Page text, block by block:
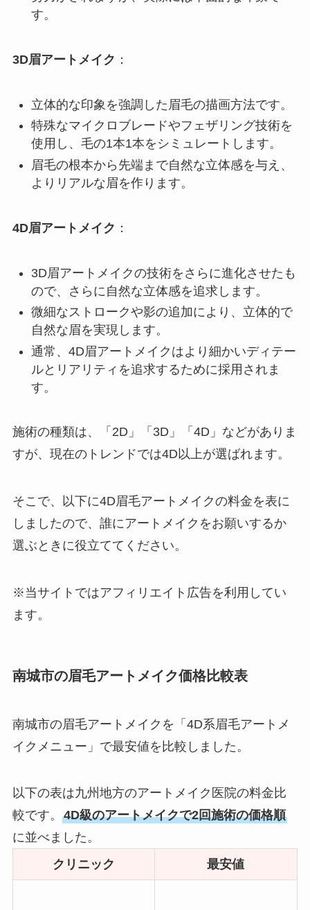
す。
3D眉アートメイク ：
立体的な印象を強調した眉毛の描画方法です。
特殊なマイクロブレードやフェザリング技術を
使用し、毛の1本1本をシミュレートします。
眉毛の根本から先端まで自然な立体感を与え、
よりリアルな眉を作ります。
4D眉アートメイク ：
3D眉アートメイクの技術をさらに進化させたも
ので、さらに自然な立体感を追求します。
微細なストロークや影の追加により、立体的で
自然な眉を実現します。
通常、4D眉アートメイクはより細かいディテー
ルとリアリティを追求するために採用されま
す。
施術の種類は、「2D」「3D」「4D」などがありま
すが、現在のトレンドでは4D以上が選ばれます。
そこで、以下に4D眉毛アートメイクの料金を表に
しましたので、誰にアートメイクをお願いするか
選ぶときに役立ててください。
※当サイトではアフィリエイト広告を利用してい
ます。
南城市の眉毛アートメイク価格比較表
南城市の眉毛アートメイクを「4D系眉毛アートメ
イクメニュー」で最安値を比較しました。
以下の表は九州地方のアートメイク医院の料金比
較です。 4D級のアートメイクで2回施術の価格順
に並べました。
クリニック
最安値